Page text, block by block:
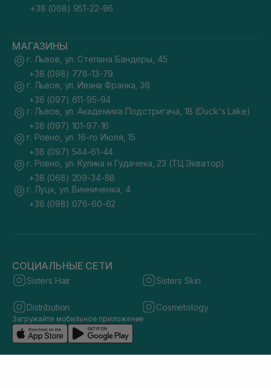
+38 (068) 951-22-86
МАГАЗИНЫ
г. Львов, ул. Степана Бандеры, 45
+38 (098) 778-13-79
г. Львов, ул. Ивана Франка, 36
+38 (097) 611-95-94
г. Львов, ул. Академика Подстригача, 1В (Duck's Lake)
+38 (097) 101-97-16
г. Ровно, ул. 16-го Июля, 15
+38 (097) 544-61-44
г. Ровно, ул. Кулика и Гудачека, 23 (ТЦ Экватор)
+38 (068) 209-34-88
г. Луцк, ул. Винниченка, 4
+38 (098) 076-60-62
СОЦИАЛЬНЫЕ СЕТИ
Sisters Hair Sisters Skin
Distribution Cosmetology
Загружайте мобильное приложение